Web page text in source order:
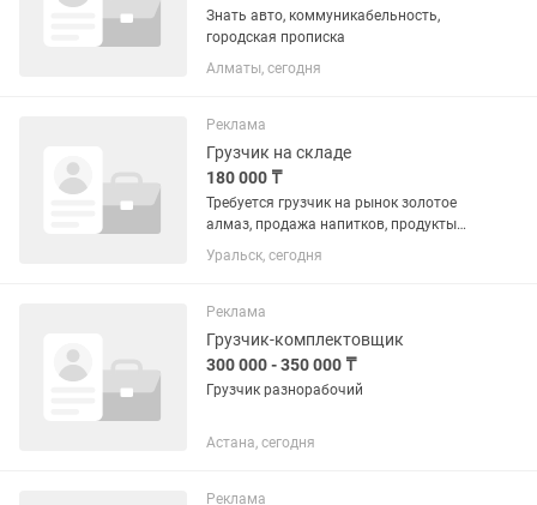
Знать авто, коммуникабельность,
городская прописка
Алматы, сегодня
Реклама
Грузчик на складе
180 000 ₸
Требуется грузчик на рынок золотое
алмаз, продажа напитков, продукты
питания, прием товара и выдача
товара по накладным, график работы с
Уральск, сегодня
Реклама
Грузчик-комплектовщик
300 000 - 350 000 ₸
Грузчик разнорабочий
Астана, сегодня
Реклама